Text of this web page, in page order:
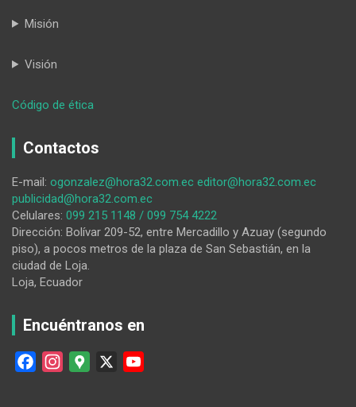
Misión
Visión
Código de ética
Dulce
tradición
y
emprendimiento
en
San
Contactos
E-mail: ogonzalez@hora32.com.ec editor@hora32.com.ec
publicidad@hora32.com.ec
Celulares: 099 215 1148 / 099 754 4222
Dirección: Bolívar 209-52, entre Mercadillo y Azuay (segundo
piso), a pocos metros de la plaza de San Sebastián, en la
ciudad de Loja.
Loja, Ecuador
Encuéntranos en